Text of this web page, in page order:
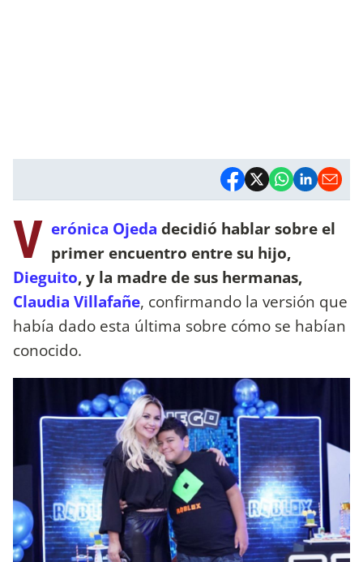
V erónica Ojeda decidió hablar sobre el
primer encuentro entre su hijo,
Dieguito, y la madre de sus hermanas,
Claudia Villafañe, confirmando la versión que
había dado esta última sobre cómo se habían
conocido.